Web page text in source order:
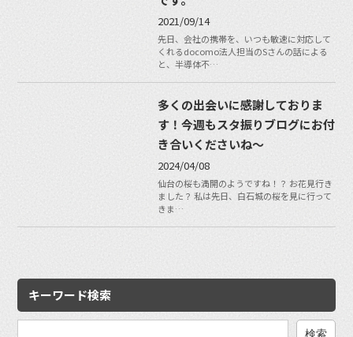
2021/09/14
先日、会社の携帯を、いつも敏速に対応して
くれるdocomo法人担当のSさんの話による
と、半導体不…
多くの出会いに感謝しておりま
す！今週もスタ振りブログにお付
き合いくださいね〜
2024/04/08
仙台の桜も満開のようですね！？ お花見行き
ました？ 私は先日、白石城の桜を見に行って
きま…
キーワード検索